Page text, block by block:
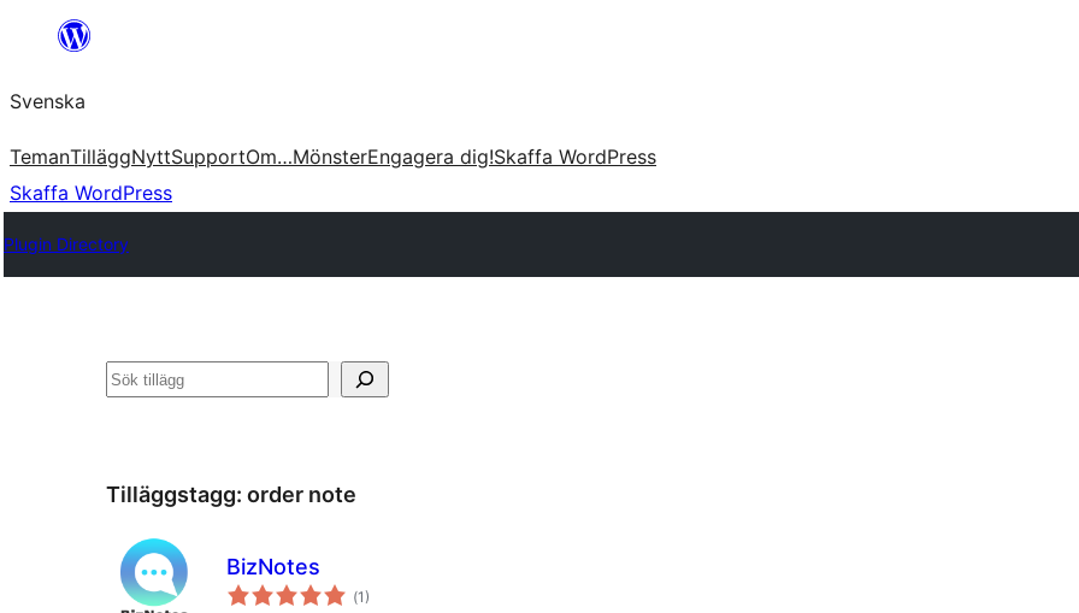
Hoppa
innehåll
Svenska
TemanTilläggNyttSupportOm…MönsterEngagera dig!Skaffa WordPress
Skaffa WordPress
Plugin Directory
Sök
Tilläggstagg: order note
BizNotes
(Totalt
antal
1)